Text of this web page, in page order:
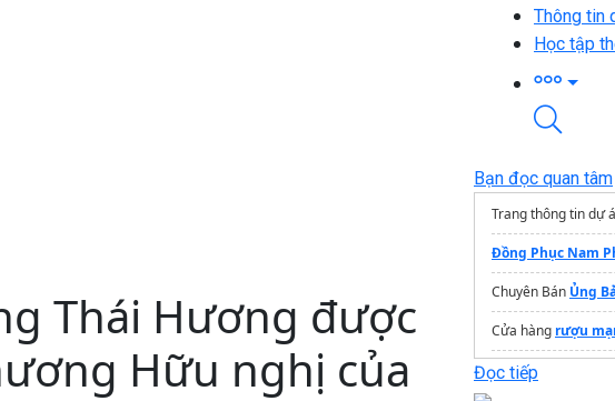
Thông tin
Học tập
Thái Hương được
Hữu nghị của
Bạn đọc quan tâm
Trang thông tin dự
Đồng Phục Nam
Chuyên Bán Ủng
Cửa hàng rượu
Hotel Majestic
Đọc tiếp